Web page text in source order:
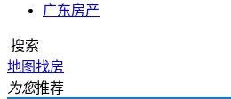
广东房产
搜索
地图找房
为您推荐